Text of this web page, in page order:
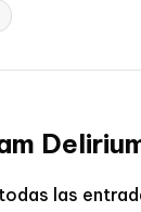
las